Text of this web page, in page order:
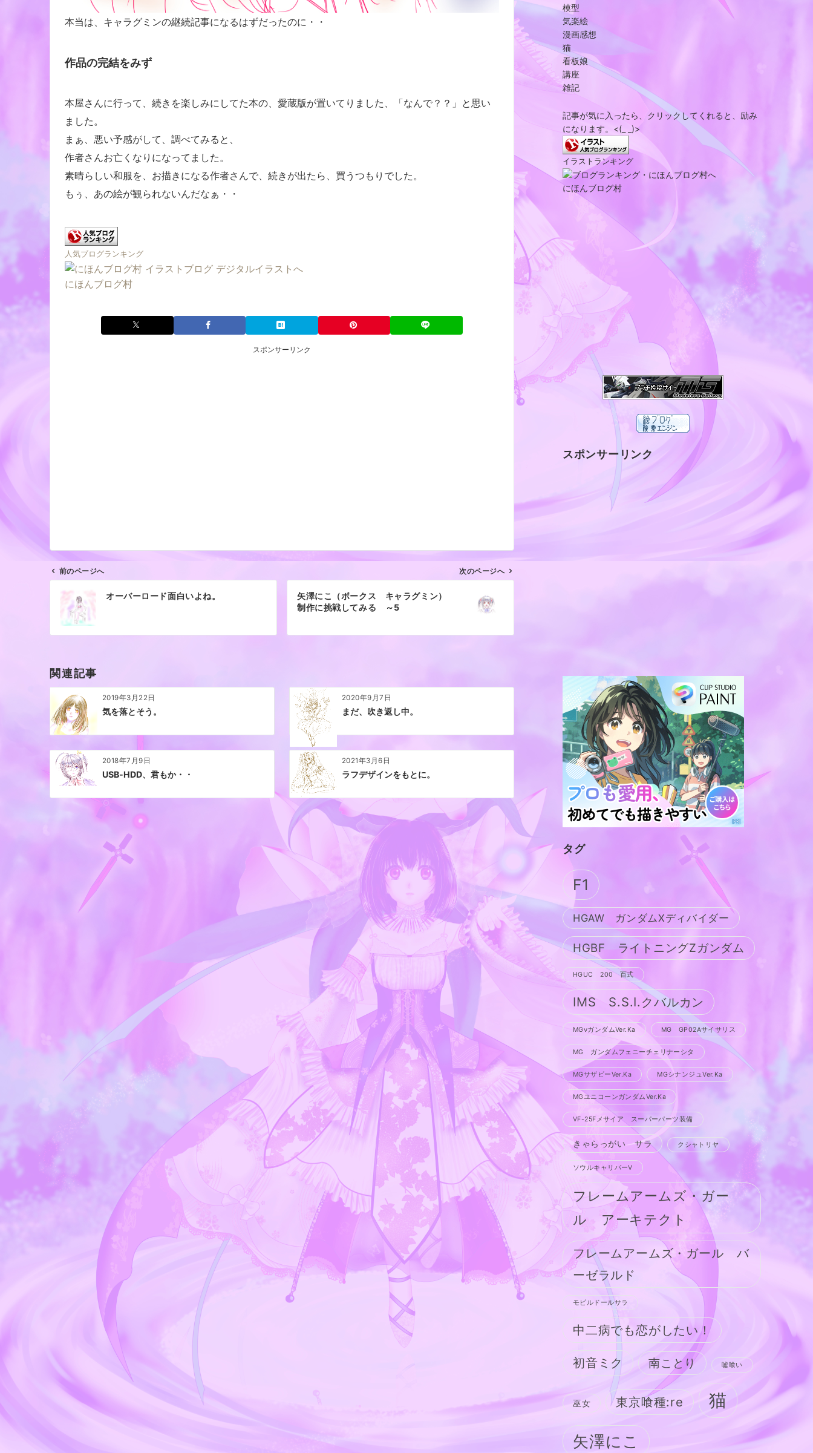
本当は、キャラグミンの継続記事になるはずだったのに・・
作品の完結をみず
本屋さんに行って、続きを楽しみにしてた本の、愛蔵版が置いてりました、「なんで？？」と思い
ました。
まぁ、悪い予感がして、調べてみると、
作者さんお亡くなりになってました。
素晴らしい和服を、お描きになる作者さんで、続きが出たら、買うつもりでした。
もぅ、あの絵が観られないんだなぁ・・
人気ブログランキング
にほんブログ村
スポンサーリンク
ビ
シ
ン
前のページへ
オーバーロード面白いよね。
次のページへ
矢澤にこ（ボークス キャラグミン）
制作に挑戦してみる ～5
関連記事
2019年3月22日
気を落とそう。
2020年9月7日
まだ、吹き返し中。
2018年7月9日
USB-HDD、君もか・・
2021年3月6日
ラフデザインをもとに。
模型
気楽絵
漫画感想
猫
看板娘
講座
雑記
記事が気に入ったら、クリックしてくれると、励み
になります。<(_ _)>
イラストランキング
にほんブログ村
スポンサーリンク
タグ
F1
HGAW ガンダムXディバイダー
HGBF ライトニングZガンダム
HGUC 200 百式
IMS S.S.I.クバルカン
MGνガンダムVer.Ka MG GP02Aサイサリス
MG ガンダムフェニーチェリナーシタ
MGサザビーVer.Ka MGシナンジュVer.Ka
MGユニコーンガンダムVer.Ka
VF-25Fメサイア スーパーパーツ装備
きゃらっがい サラ クシャトリヤ
ソウルキャリバーV
フレームアームズ・ガー
ル アーキテクト
フレームアームズ・ガール バ
ーゼラルド
モビルドールサラ
中二病でも恋がしたい！
初音ミク 南ことり 嘘喰い
巫女 東京喰種:re 猫
矢澤にこ